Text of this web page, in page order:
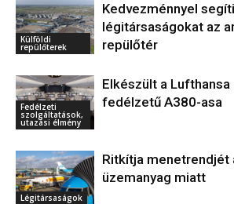
Külföldi
repülőterek
Kedvezménnyel
légitársaságokat az
repülőtér
Fedélzeti
szolgáltatások,
utazási élmény
Elkészült a
fedélzetű A380-asa
Légitársaságok
Ritkítja menetrendjét
üzemanyag miatt